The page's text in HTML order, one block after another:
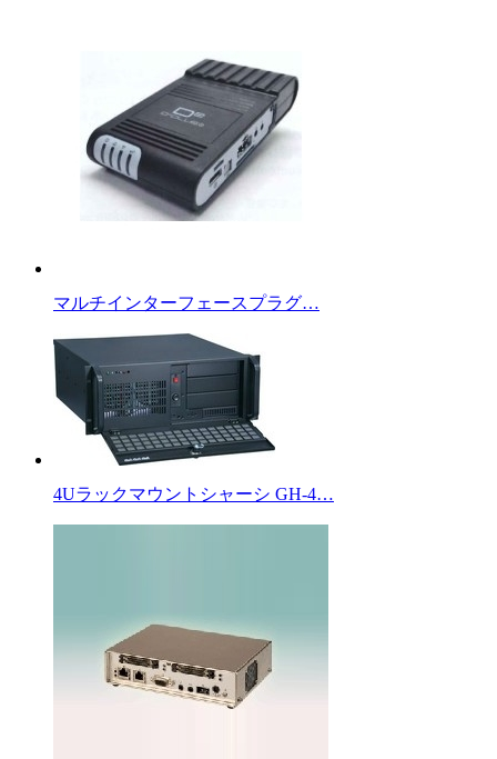
マルチインターフェースプラグ…
4Uラックマウントシャーシ GH-4…